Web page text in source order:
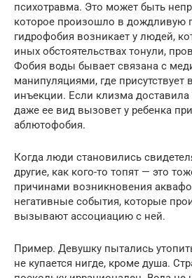
психотравма. Это может быть
которое произошло в дождливую
гидрофобия возникает у людей,
иных обстоятельствах тонули,
Фобия воды бывает связана с
манипуляциями, где присутствует
инъекции. Если клизма доставила
даже ее вид вызовет у ребенка
аблютофобия.
Когда люди становились
другие, как кого-то топят — это
причинами возникновения
негативные события, которые
вызывают ассоциацию с ней.
Пример. Девушку пытались
не купается нигде, кроме душа.